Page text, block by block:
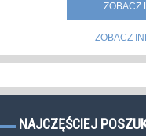
ZOBACZ
ZOBACZ
NAJCZĘŚCIEJ